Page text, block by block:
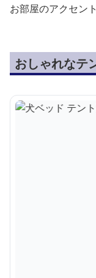
お部屋のアクセン
おしゃれなテ